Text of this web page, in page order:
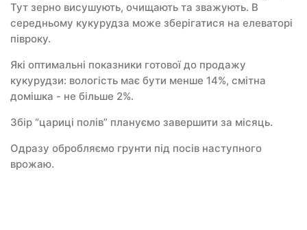
Тут зерно висушують, очищають та зважують. В
середньому кукурудза може зберігатися на елеваторі
півроку.
Які оптимальні показники готової до продажу
кукурудзи: вологість має бути менше 14%, смітна
домішка - не більше 2%.
Збір “цариці полів” плануємо завершити за місяць.
Одразу обробляємо грунти під посів наступного
врожаю.